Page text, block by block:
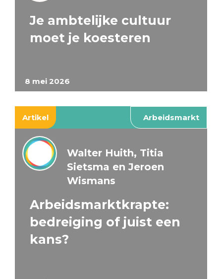
8 mei 2026
Je ambtelijke cultuur
moet je koesteren
Artikel Arbeidsmarkt
Walter Huith, Titia
Sietsma en Jeroen
Wismans
Arbeidsmarktkrapte:
bedreiging of juist een
kans?